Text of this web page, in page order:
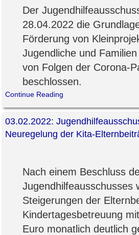
Der
28.04.2022 die
Förderung von
Jugendliche und
von Folgen der Corona-
beschlossen.
Continue Reading
03.02.2022:
Neuregelung der Kita-
Nach einem Beschluss
Jugendhilfeausschusses
Steigerungen der
Kindertagesbetreuung
Euro monatlich deutlich